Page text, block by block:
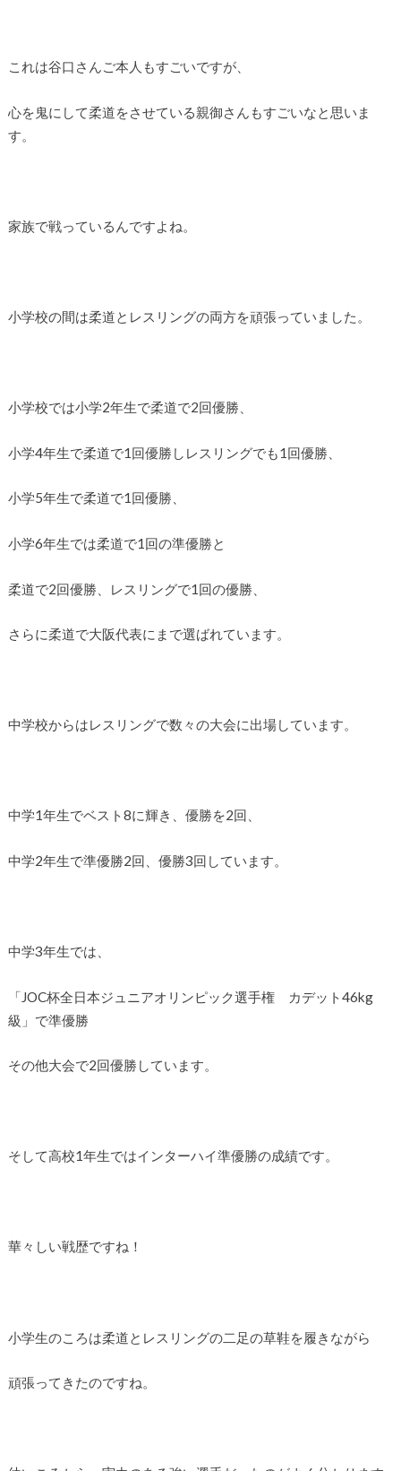
これは谷口さんご本人もすごいですが、
心を鬼にして柔道をさせている親御さんもすごいなと思いま
す。
家族で戦っているんですよね。
小学校の間は柔道とレスリングの両方を頑張っていました。
小学校では小学2年生で柔道で2回優勝、
小学4年生で柔道で1回優勝しレスリングでも1回優勝、
小学5年生で柔道で1回優勝、
小学6年生では柔道で1回の準優勝と
柔道で2回優勝、レスリングで1回の優勝、
さらに柔道で大阪代表にまで選ばれています。
中学校からはレスリングで数々の大会に出場しています。
中学1年生でベスト8に輝き、優勝を2回、
中学2年生で準優勝2回、優勝3回しています。
中学3年生では、
「JOC杯全日本ジュニアオリンピック選手権 カデット46kg
級」で準優勝
その他大会で2回優勝しています。
そして高校1年生ではインターハイ準優勝の成績です。
華々しい戦歴ですね！
小学生のころは柔道とレスリングの二足の草鞋を履きながら
頑張ってきたのですね。